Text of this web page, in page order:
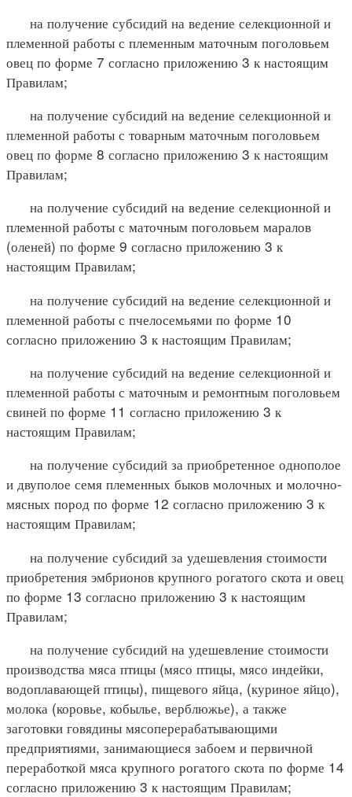
на получение субсидий на ведение селекционной и
племенной работы с племенным маточным поголовьем
овец по форме 7 согласно приложению 3 к настоящим
Правилам;
на получение субсидий на ведение селекционной и
племенной работы с товарным маточным поголовьем
овец по форме 8 согласно приложению 3 к настоящим
Правилам;
на получение субсидий на ведение селекционной и
племенной работы с маточным поголовьем маралов
(оленей) по форме 9 согласно приложению 3 к
настоящим Правилам;
на получение субсидий на ведение селекционной и
племенной работы с пчелосемьями по форме 10
согласно приложению 3 к настоящим Правилам;
на получение субсидий на ведение селекционной и
племенной работы с маточным и ремонтным поголовьем
свиней по форме 11 согласно приложению 3 к
настоящим Правилам;
на получение субсидий за приобретенное однополое
и двуполое семя племенных быков молочных и молочно-
мясных пород по форме 12 согласно приложению 3 к
настоящим Правилам;
на получение субсидий за удешевления стоимости
приобретения эмбрионов крупного рогатого скота и овец
по форме 13 согласно приложению 3 к настоящим
Правилам;
на получение субсидий на удешевление стоимости
производства мяса птицы (мясо птицы, мясо индейки,
водоплавающей птицы), пищевого яйца, (куриное яйцо),
молока (коровье, кобылье, верблюжье), а также
заготовки говядины мясоперерабатывающими
предприятиями, занимающиеся забоем и первичной
переработкой мяса крупного рогатого скота по форме 14
согласно приложению 3 к настоящим Правилам;